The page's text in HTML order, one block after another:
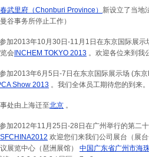
武里府（Chonburi Province） 新设立了当地
曼谷事务所停止工作）
加2013年10月30日-11月1日在东京国际展示
会INCHEM TOKYO 2013 。欢迎各位来到我
加2013年6月5日-7日在东京国际展示场 (东
Show 2013 。我们全体员工期待您的到来。
处由上海迁至北京 。
加2012年11月25日-28日在广州举行的第二
SFCHINA2012 欢迎您们来我们公司展台（展
展览中心（琶洲展馆） 中国广东省广州市海